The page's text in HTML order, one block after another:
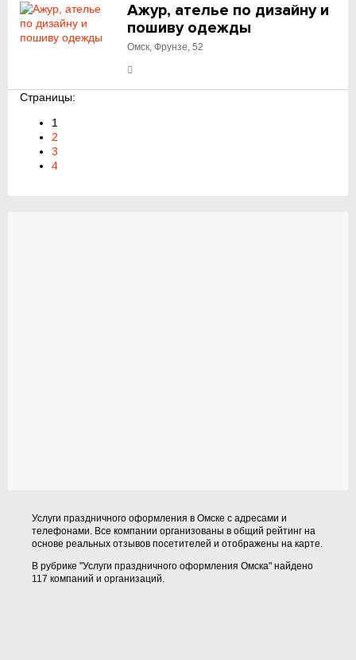
Ажур, ателье по дизайну и
пошиву одежды
Омск, Фрунзе, 52
Страницы:
1
2
3
4
Услуги праздничного оформления в Омске с адресами и
телефонами. Все компании организованы в общий рейтинг на
основе реальных отзывов посетителей и отображены на карте.
В рубрике "Услуги праздничного оформления Омска" найдено
117 компаний и организаций.